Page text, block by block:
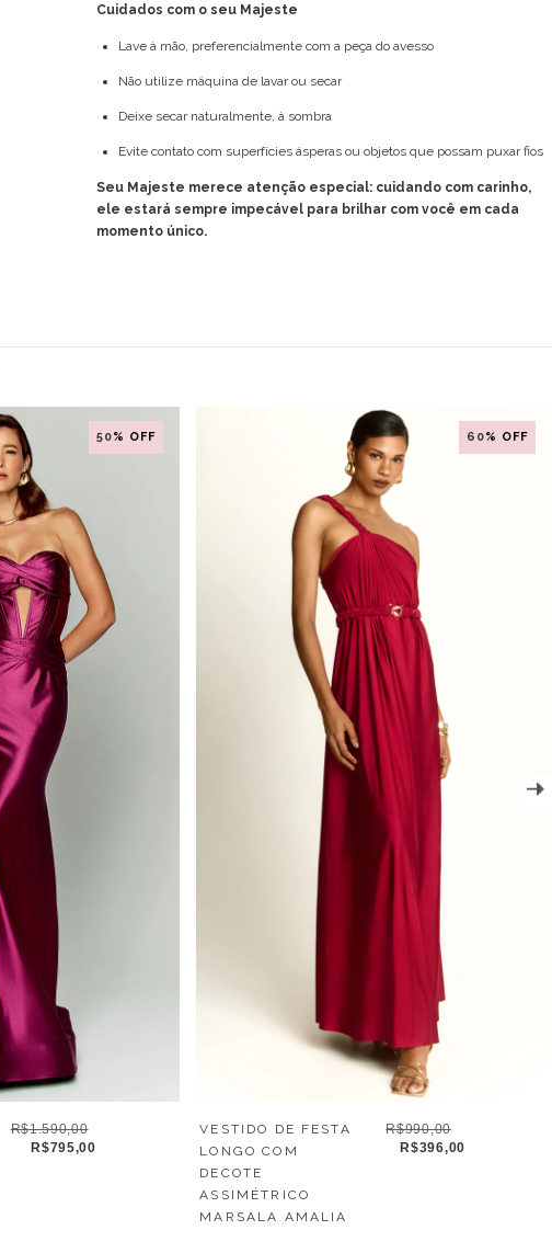
Cuidados com o seu Majeste
Lave à mão, preferencialmente com a peça do avesso
Não utilize máquina de lavar ou secar
Deixe secar naturalmente, à sombra
Evite contato com superfícies ásperas ou objetos que possam puxar fios
Seu Majeste merece atenção especial: cuidando com carinho,
ele estará sempre impecável para brilhar com você em cada
momento único.
50% OFF
R$1.590,00
R$795,00
60% OFF
VESTIDO DE FESTA
LONGO COM
DECOTE
ASSIMÉTRICO
MARSALA AMALIA
R$990,00
R$396,00